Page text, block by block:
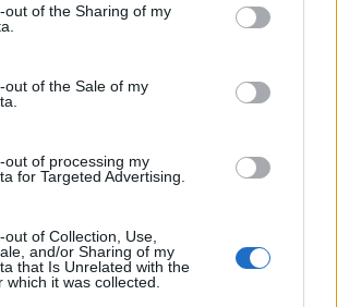
visit or usage behaviour. You may click to
to Google and its third-party tags to
below specified purposes in below Google
out of the Sharing of my
out of the Sale of my
out of processing my
for Targeted Advertising.
of Collection, Use,
and/or Sharing of my
that Is Unrelated with the
which it was collected.
történt
vagy ételről van szó, soha semmi
nincs két egyforma, csak legfeljebb
Tokody Ilona Kossuth- és Liszt Ferenc-
a Halhatatlanok Társulatának
– április 27-én – ünnepli